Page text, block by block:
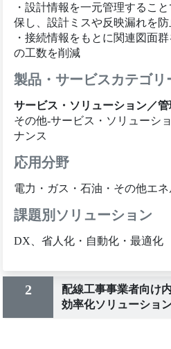
・設計情報を一元管理するこ
保し、設計ミスや反映漏れを防
・接続情報をもとに関連図面
の工数を削減
製品・サービスカテゴリ
サービス・ソリューション／
その他-サービス・ソリューシ
ナンス
応用分野
電力・ガス・石油・その他エネ
課題別ソリューション
DX、省人化・自動化・最適化
2
配線工事事業者向け
効率化ソリューショ